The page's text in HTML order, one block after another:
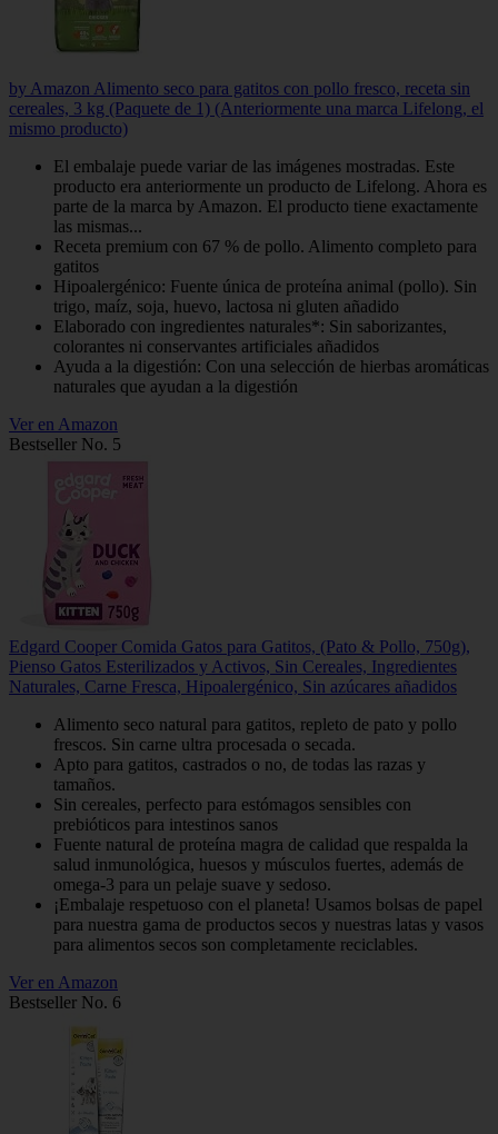
by Amazon Alimento seco para gatitos con pollo fresco, receta sin
cereales, 3 kg (Paquete de 1) (Anteriormente una marca Lifelong, el
mismo producto)
El embalaje puede variar de las imágenes mostradas. Este
producto era anteriormente un producto de Lifelong. Ahora es
parte de la marca by Amazon. El producto tiene exactamente
las mismas...
Receta premium con 67 % de pollo. Alimento completo para
gatitos
Hipoalergénico: Fuente única de proteína animal (pollo). Sin
trigo, maíz, soja, huevo, lactosa ni gluten añadido
Elaborado con ingredientes naturales*: Sin saborizantes,
colorantes ni conservantes artificiales añadidos
Ayuda a la digestión: Con una selección de hierbas aromáticas
naturales que ayudan a la digestión
Ver en Amazon
Bestseller No. 5
Edgard Cooper Comida Gatos para Gatitos, (Pato & Pollo, 750g),
Pienso Gatos Esterilizados y Activos, Sin Cereales, Ingredientes
Naturales, Carne Fresca, Hipoalergénico, Sin azúcares añadidos
Alimento seco natural para gatitos, repleto de pato y pollo
frescos. Sin carne ultra procesada o secada.
Apto para gatitos, castrados o no, de todas las razas y
tamaños.
Sin cereales, perfecto para estómagos sensibles con
prebióticos para intestinos sanos
Fuente natural de proteína magra de calidad que respalda la
salud inmunológica, huesos y músculos fuertes, además de
omega-3 para un pelaje suave y sedoso.
¡Embalaje respetuoso con el planeta! Usamos bolsas de papel
para nuestra gama de productos secos y nuestras latas y vasos
para alimentos secos son completamente reciclables.
Ver en Amazon
Bestseller No. 6